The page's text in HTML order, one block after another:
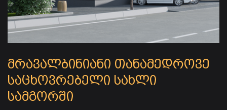
მრავალბინიანი თანამედროვე
საცხოვრებელი სახლი
სამგორში